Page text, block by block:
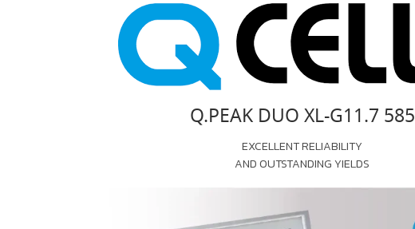
Q.PEAK DUO XL-G11.7 585
EXCELLENT RELIABILITY
AND OUTSTANDING YIELDS